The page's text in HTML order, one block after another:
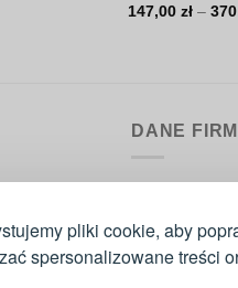
pliki cookie, aby
spersonalizowane treści
147,00zł –
DANE
ul.